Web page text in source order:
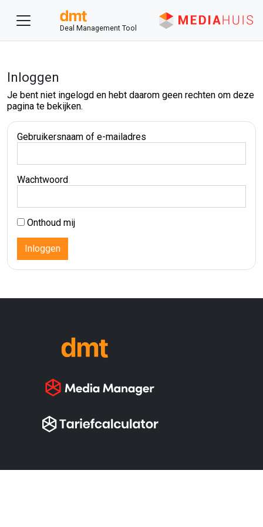
Deal Management Tool
Inloggen
Je bent niet ingelogd en hebt daarom geen rechten om deze
pagina te bekijken.
Gebruikersnaam of e-mailadres
Wachtwoord
Onthoud mij